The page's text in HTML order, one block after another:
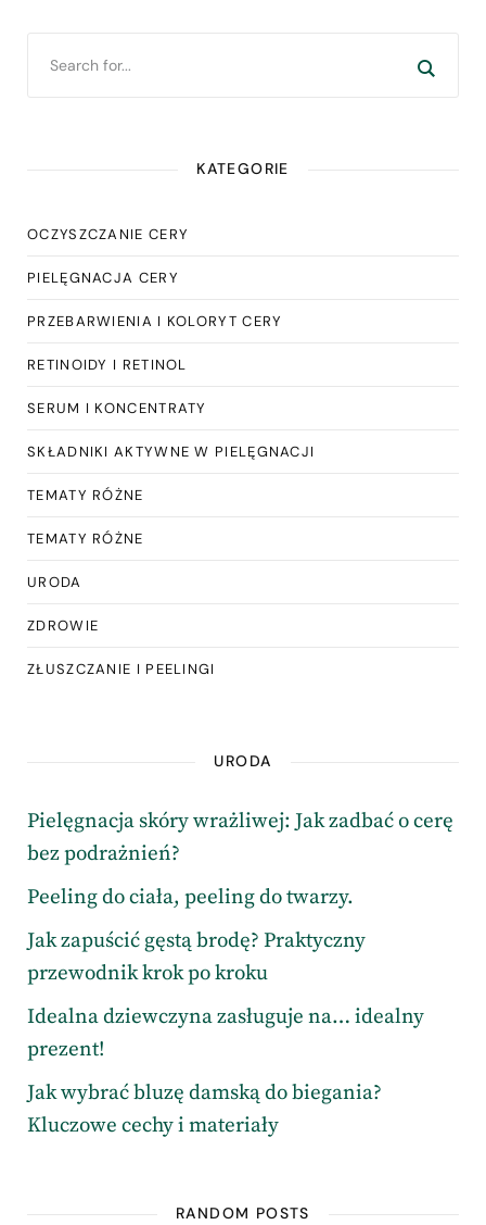
KATEGORIE
OCZYSZCZANIE CERY
PIELĘGNACJA CERY
PRZEBARWIENIA I KOLORYT CERY
RETINOIDY I RETINOL
SERUM I KONCENTRATY
SKŁADNIKI AKTYWNE W PIELĘGNACJI
TEMATY RÓŻNE
TEMATY RÓŻNE
URODA
ZDROWIE
ZŁUSZCZANIE I PEELINGI
URODA
Pielęgnacja skóry wrażliwej: Jak zadbać o cerę
bez podrażnień?
Peeling do ciała, peeling do twarzy.
Jak zapuścić gęstą brodę? Praktyczny
przewodnik krok po kroku
Idealna dziewczyna zasługuje na… idealny
prezent!
Jak wybrać bluzę damską do biegania?
Kluczowe cechy i materiały
RANDOM POSTS